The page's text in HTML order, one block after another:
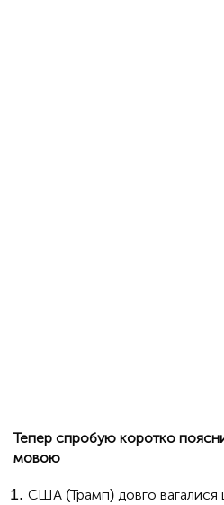
Тепер спробую коротко
мовою
США (Трамп) довго вагалися